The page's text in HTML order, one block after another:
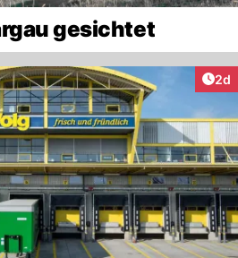
gesichtet
2d